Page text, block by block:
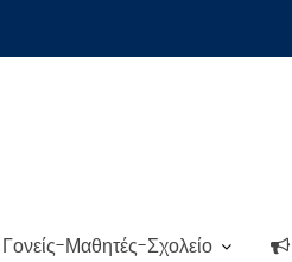
Γονείς-Μαθητές-Σχολείο